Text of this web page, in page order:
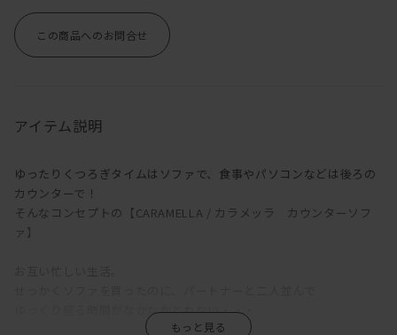
この商品へのお問合せ
アイテム説明
ゆったりくつろぎタイムはソファで、食事やパソコンなどは後ろの
カウンターで！
そんなコンセプトの【CARAMELLA / カラメッラ カウンターソフ
ァ】
ゆっくり座る時間がなかなかとれない・・・